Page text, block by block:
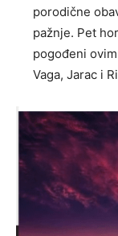
porodične
pažnje. Pet
pogođeni
Vaga, Jarac i